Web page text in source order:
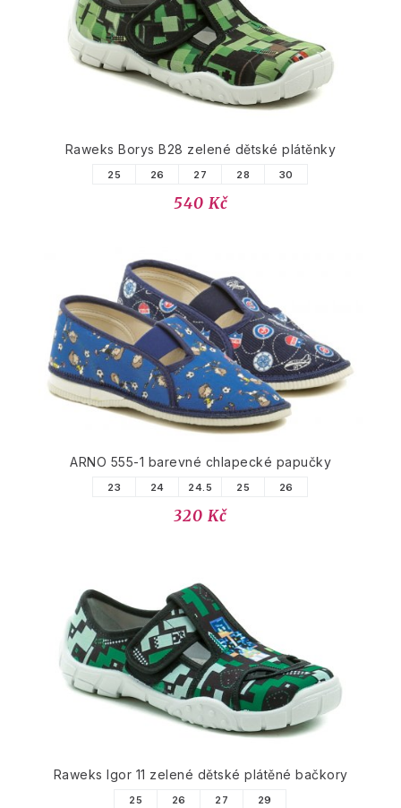
Raweks Borys B28 zelené dětské plátěnky
25 26 27 28 30
540 Kč
ARNO 555-1 barevné chlapecké papučky
23 24 24.5 25 26
320 Kč
Raweks Igor 11 zelené dětské plátěné bačkory
25 26 27 29